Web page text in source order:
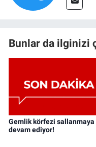
Bunlar da ilginizi
Gemlik körfezi sallanmaya
devam ediyor!